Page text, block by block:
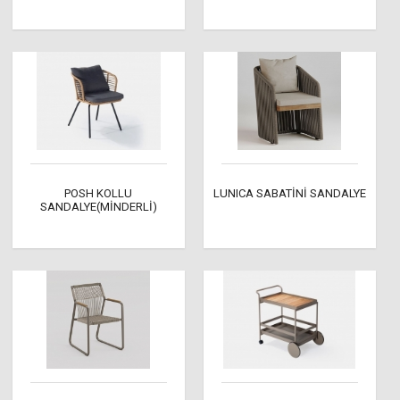
POSH KOLLU
SANDALYE(MİNDERLİ)
LUNICA SABATİNİ SANDALYE